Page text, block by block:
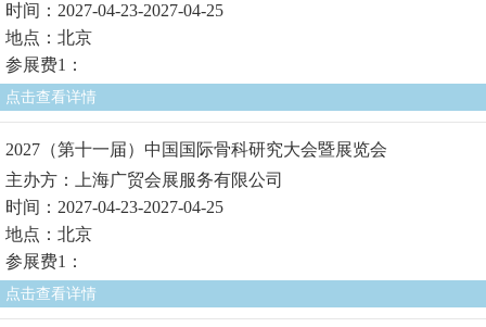
时间：2027-04-23-2027-04-25
地点：北京
参展费1：
点击查看详情
2027（第十一届）中国国际骨科研究大会暨展览会
主办方：上海广贸会展服务有限公司
时间：2027-04-23-2027-04-25
地点：北京
参展费1：
点击查看详情